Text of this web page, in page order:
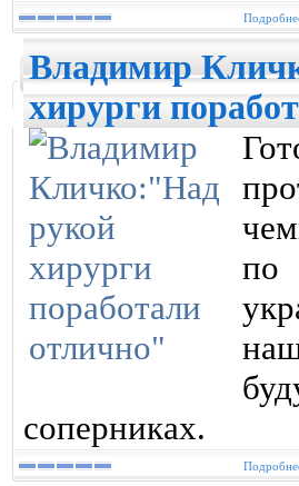
Владимир
хирурги
соперниках.